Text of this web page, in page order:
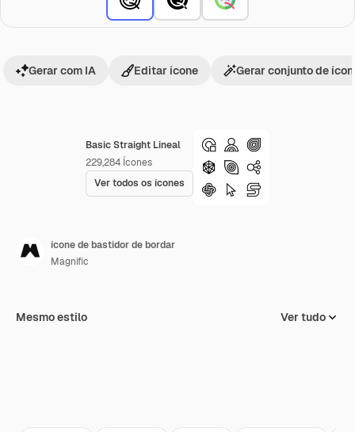
Basic Straight Lineal
229,284 Ícones
Ver todos os ícones
Gerar com IA Editar ícone Gerar conjunto de
ícone de bastidor de bordar
Magnific
Mesmo estilo Ver tudo